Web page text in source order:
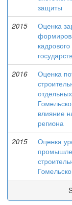
защиты
2015
Оценка
2016
Оценка
влияние
региона
2015
Оценка